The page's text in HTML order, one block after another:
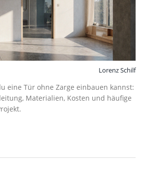
Lorenz Schilf
eine Tür ohne Zarge einbauen kannst:
Materialien, Kosten und häufige